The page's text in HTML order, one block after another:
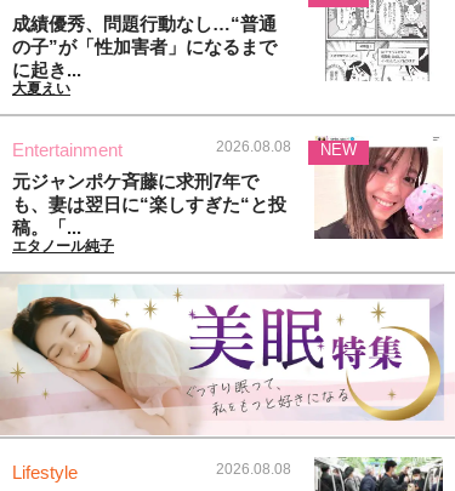
成績優秀、問題行動なし…“普通
の子”が「性加害者」になるまで
に起き...
大夏えい
Entertainment 2026.08.08
元ジャンポケ斉藤に求刑7年で
も、妻は翌日に“楽しすぎた“と投
稿。「...
エタノール純子
NEW
Lifestyle 2026.08.08